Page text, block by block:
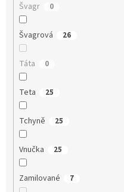
Švagr 0
Švagrová 26
Táta 0
Teta 25
Tchyně 25
Vnučka 25
Zamilované 7